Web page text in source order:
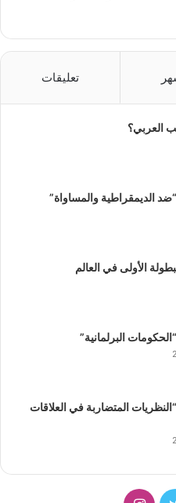
تعليقات
العربي؟
الديمقراطية والمساواة”
الأولى في العالم
البرلمانية”
المتضاربة في العلاقات